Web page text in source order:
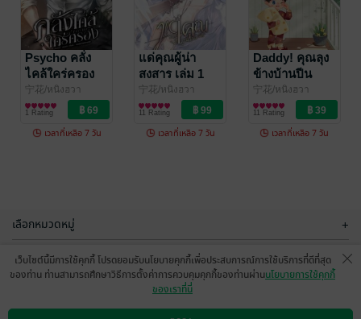
เรียกผมว่า
มารผจญ เล่ม 3
宁花/หนิงฮวา
นิยายวาย Boy
Love / Yaoi
28 Rating
เรียกผมว่า
มารผจญ เล่ม 6
宁花/หนิงฮวา
นิยายวาย Boy
Love / Yaoi
23 Rating
Psycho คลั่ง
ไคล้ใคร่ครอง
(เล่ม 1)
宁花/หนิงฮวา
นิยายวาย Boy
Love / Yaoi
1 Rating
เวลาที่เหลือ 7 วัน
แด่คุณผู้น่า
สงสาร เล่ม 1
宁花/หนิงฮวา
นิยายวาย Boy
Love / Yaoi
11 Rating
เวลาที่เหลือ 7 วัน
Daddy! คุณ​ลุง​
ข้างบ้านปีน
กำแพงมาอีก
แล้ว
宁花/หนิงฮวา
นิยายวาย Boy
Love / Yaoi
11 Rating
เวลาที่เหลือ 7 วัน
เรียกผมว่า
เลือกหมวดหมู่ +
บริการช่วยเหลือ +
เว็บไซต์นี้มีการใช้คุกกี้ โปรดยอมรับนโยบายคุกกี้เพื่อประสบการณ์การใช้บริการที่ดีที่สุด
ของท่าน ท่านสามารถศึกษาวิธีการตั้งค่าการควบคุมคุกกี้ของท่านผ่านนโยบายการใช้คุกกี้
ของเราที่นี่